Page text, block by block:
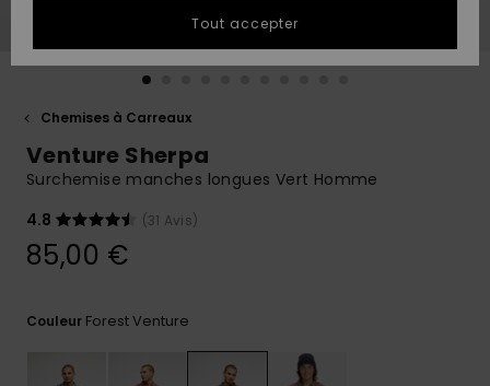
obtenir la
plus rapide
à votre
Démarrer
des
réponses
questions
Chemises à Carreaux
Venture Sherpa
Surchemise manches longues Vert Homme
4.8
(31 Avis)
85,00 €
Couleur Forest Venture
Tout accepter